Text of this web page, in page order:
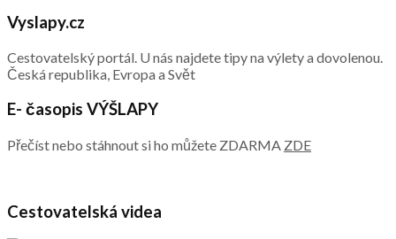
Vyslapy.cz
Cestovatelský portál. U nás najdete tipy na výlety a dovolenou.
Česká republika, Evropa a Svět
E- časopis VÝŠLAPY
Přečíst nebo stáhnout si ho můžete ZDARMA ZDE
Cestovatelská videa